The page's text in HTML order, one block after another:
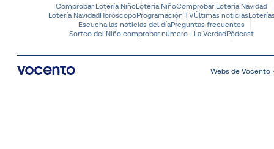
Comprobar Lotería NiñoLotería NiñoComprobar Lotería Navidad
Lotería NavidadHoróscopoProgramación TVÚltimas noticias
Escucha las noticias del díaPreguntas frecuentes
Sorteo del Niño comprobar número - La VerdadPódcast
Webs de Vocento